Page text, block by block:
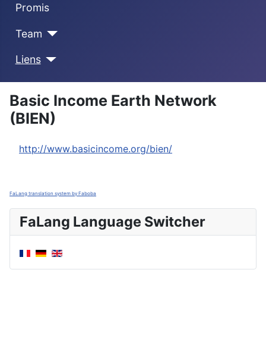
Promis
Team
Liens
Basic Income Earth Network
(BIEN)
http://www.basicincome.org/bien/
FaLang translation system by Faboba
FaLang Language Switcher